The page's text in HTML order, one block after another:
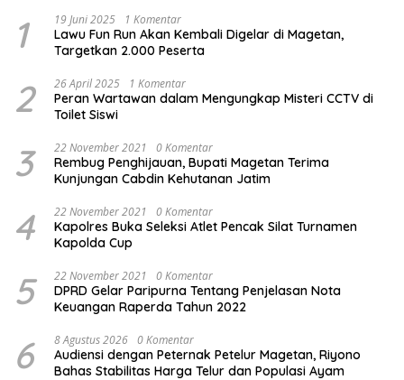
1 19 Juni 2025 1 Komentar
Lawu Fun Run Akan Kembali Digelar di Magetan,
Targetkan 2.000 Peserta
2 26 April 2025 1 Komentar
Peran Wartawan dalam Mengungkap Misteri CCTV di
Toilet Siswi
3 22 November 2021 0 Komentar
Rembug Penghijauan, Bupati Magetan Terima
Kunjungan Cabdin Kehutanan Jatim
4 22 November 2021 0 Komentar
Kapolres Buka Seleksi Atlet Pencak Silat Turnamen
Kapolda Cup
5 22 November 2021 0 Komentar
DPRD Gelar Paripurna Tentang Penjelasan Nota
Keuangan Raperda Tahun 2022
6 8 Agustus 2026 0 Komentar
Audiensi dengan Peternak Petelur Magetan, Riyono
Bahas Stabilitas Harga Telur dan Populasi Ayam